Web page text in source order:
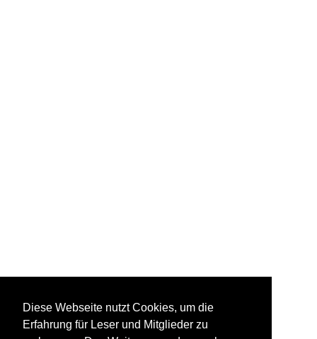
Diese Webseite nutzt Cookies, um die
Erfahrung für Leser und Mitglieder zu